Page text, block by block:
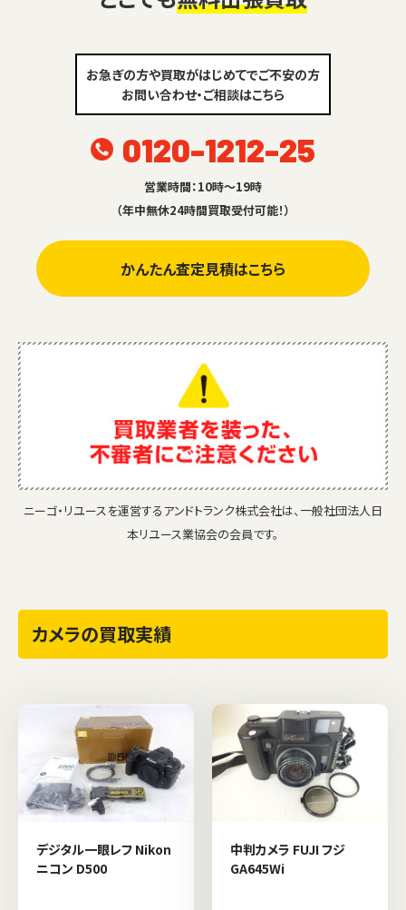
お急ぎの方や買取がはじめてでご不安の方
お問い合わせ・ご相談はこちら
0120-1212-25
営業時間：10時～19時
（年中無休24時間買取受付可能！）
かんたん査定見積はこちら
ニーゴ・リユースを運営するアンドトランク株式会社は、一般社団法人日
本リユース業協会の会員です。
カメラの買取実績
デジタル一眼レフ Nikon
ニコン D500
中判カメラ FUJI フジ
GA645Wi